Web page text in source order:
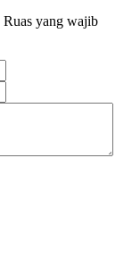
Ruas yang wajib